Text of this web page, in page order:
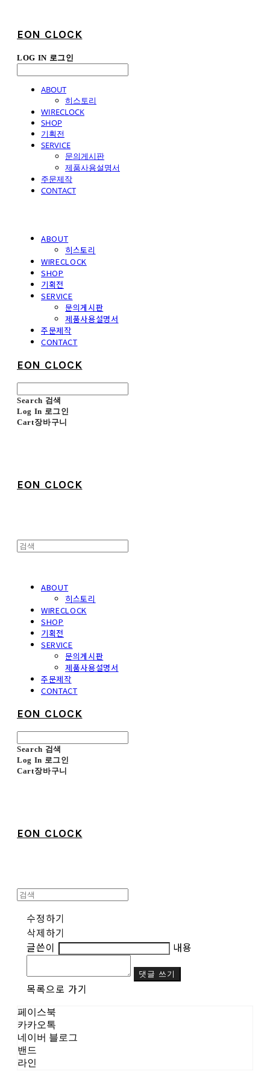
EON CLOCK
LOG IN 로그인
ABOUT
히스토리
WIRECLOCK
SHOP
기획전
SERVICE
문의게시판
제품사용설명서
주문제작
CONTACT
ABOUT
히스토리
WIRECLOCK
SHOP
기획전
SERVICE
문의게시판
제품사용설명서
주문제작
CONTACT
EON CLOCK
Search 검색
Log In 로그인
Cart장바구니
EON CLOCK
ABOUT
히스토리
WIRECLOCK
SHOP
기획전
SERVICE
문의게시판
제품사용설명서
주문제작
CONTACT
EON CLOCK
Search 검색
Log In 로그인
Cart장바구니
EON CLOCK
수정하기
삭제하기
글쓴이
내용
댓글 쓰기
목록으로 가기
페이스북
카카오톡
네이버 블로그
밴드
라인